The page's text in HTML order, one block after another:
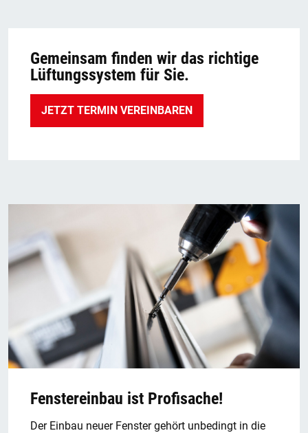
Gemeinsam finden wir das richtige
Lüftungssystem für Sie.
JETZT TERMIN VEREINBAREN
Fenstereinbau ist Profisache!
Der Einbau neuer Fenster gehört unbedingt in die